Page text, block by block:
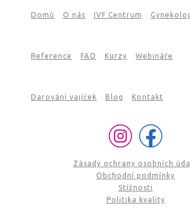
Domů O nás IVF Centrum
Reference FAQ Kurzy Webináře
Darování vajíček Blog Kontakt
Zásady ochrany osobních
Obchodní podmínky
Stížnosti
Politika kvality